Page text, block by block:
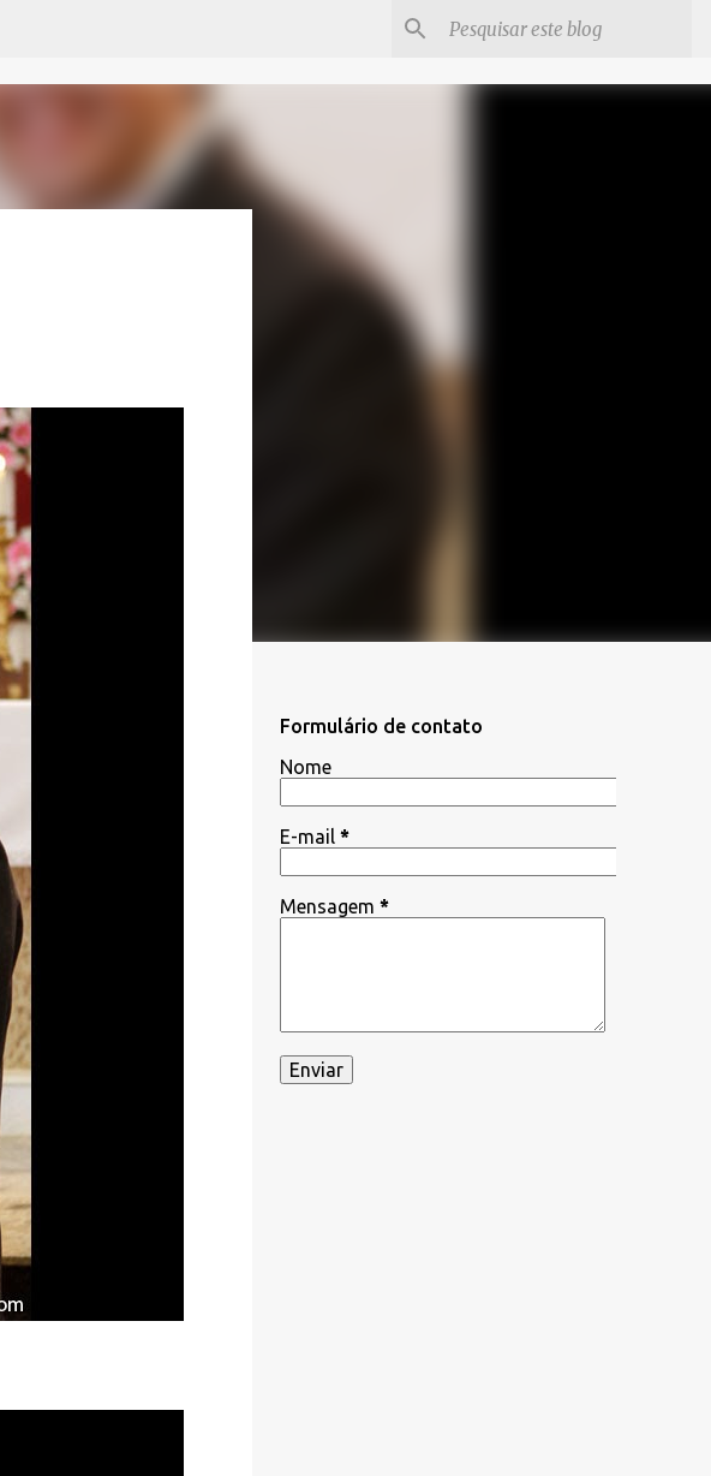
Formulário de contato
Nome
E-mail *
Mensagem *